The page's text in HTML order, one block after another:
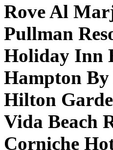
Rove Al
Pullman
Holiday Inn
Hampton
Hilton
Vida Beach
Corniche